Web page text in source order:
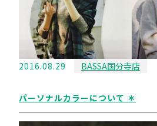
2016.08.29 BASSA国分寺店
パーソナルカラーについて ＊